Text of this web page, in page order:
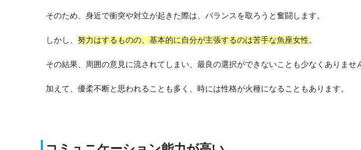
そのため、身近で衝突や対立が起きた際は、バランスを取ろうと奮闘します。
しかし、 努力はするものの、基本的に自分が主張するのは苦手な魚座女性。
その結果、周囲の意見に流されてしまい、最良の選択ができないことも少なくありませ
加えて、優柔不断と思われることも多く、時には性格が火種になることもあります。